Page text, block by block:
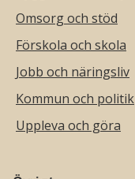
Omsorg och stöd
Förskola och skola
Jobb och näringsliv
Kommun och politik
Uppleva och göra